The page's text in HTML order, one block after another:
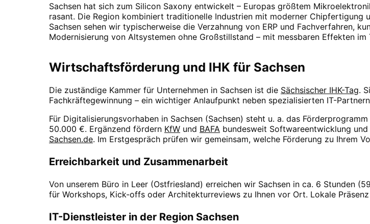
Sachsen hat sich zum Silicon Saxony entwickelt – Europas größtem
rasant. Die Region kombiniert traditionelle Industrien mit moderner Chipfertigung
Sachsen sehen wir typischerweise die Verzahnung von ERP und Fachverfahren,
Modernisierung von Altsystemen ohne Großstillstand – mit messbaren Effekten im
Wirtschaftsförderung und IHK für Sachsen
Die zuständige Kammer für Unternehmen in Sachsen ist die Sächsischer IHK-Tag.
Fachkräftegewinnung – ein wichtiger Anlaufpunkt neben spezialisierten IT-
Für Digitalisierungsvorhaben in Sachsen (Sachsen) steht u. a. das Förderprogramm
50.000 €. Ergänzend fördern KfW und BAFA bundesweit Softwareentwicklung
Sachsen.de. Im Erstgespräch prüfen wir gemeinsam, welche Förderung zu Ihrem
Erreichbarkeit und Zusammenarbeit
Von unserem Büro in Leer (Ostfriesland) erreichen wir Sachsen in ca. 6 Stunden (
für Workshops, Kick-offs oder Architekturreviews zu Ihnen vor Ort. Lokale
IT-Dienstleister in der Region Sachsen